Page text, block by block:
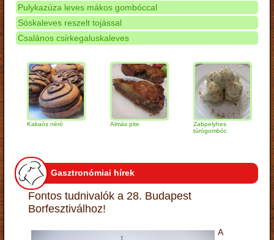
Pulykazúza leves mákos gombóccal
Sóskaleves reszelt tojással
Csalános csirkegaluskaleves
Kakaós néró Almás pite
Zabpelyhes
túrógombóc
Gasztronómiai hírek
Fontos tudnivalók a 28. Budapest
Borfesztiválhoz!
A